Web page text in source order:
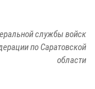
службы войск
по Саратовской
области